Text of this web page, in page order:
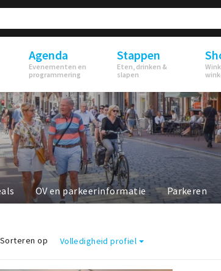
Agenda
Evenementen en
programmering
Stappen
Eten, drinken &
slapen
OV en parkeerinformatie Parkeren
Sorteren op Volledigheid profiel